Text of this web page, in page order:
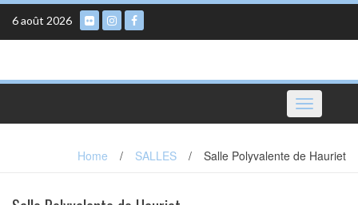
Skip
content
6 août 2026
Toggle
navigation
Home / SALLES / Salle Polyvalente de Hauriet